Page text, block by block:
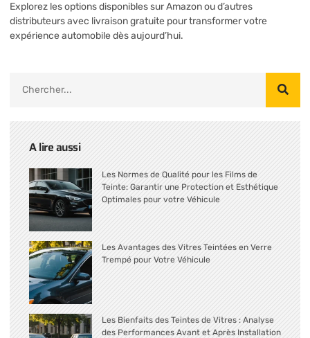
Explorez les options disponibles sur Amazon ou d’autres
distributeurs avec livraison gratuite pour transformer votre
expérience automobile dès aujourd’hui.
A lire aussi
Les Normes de Qualité pour les Films de
Teinte: Garantir une Protection et Esthétique
Optimales pour votre Véhicule
Les Avantages des Vitres Teintées en Verre
Trempé pour Votre Véhicule
Les Bienfaits des Teintes de Vitres : Analyse
des Performances Avant et Après Installation